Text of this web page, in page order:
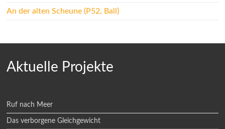
An der alten Scheune (P52, Ball)
Aktuelle Projekte
Ruf nach Meer
Das verborgene Gleichgewicht